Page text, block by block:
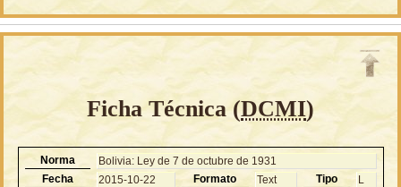
Ficha Técnica (DCMI)
Norma
Bolivia: Ley de 7 de octubre de 1931
Fecha
2015-10-22 Formato Text Tipo
L